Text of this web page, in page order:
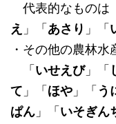
代表的なものは
え 」「 あさり 」「
・その他の農林
「 いせえび」「
て 」「 ほや 」「 う
ぱん 」「 いそぎん